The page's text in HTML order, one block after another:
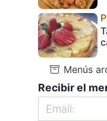
Menús
Recibir el